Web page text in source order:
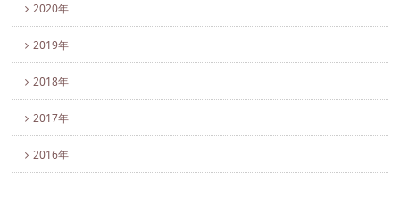
2020年
2019年
2018年
2017年
2016年